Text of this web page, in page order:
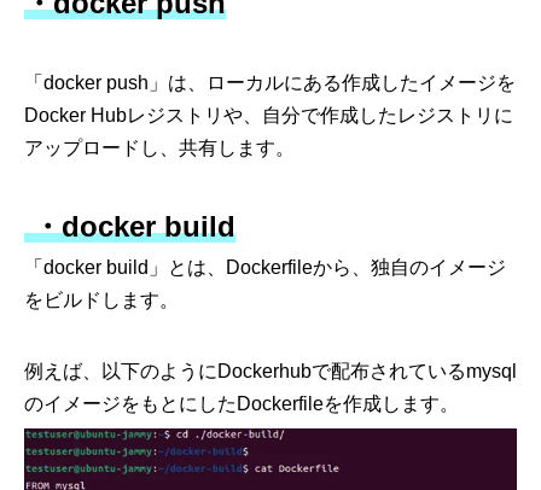
「docker push」は、ローカルにある作成したイメージを
Docker Hubレジストリや、自分で作成したレジストリに
アップロードし、共有します。
・docker build
「docker build」とは、Dockerfileから、独自のイメージ
をビルドします。
例えば、以下のようにDockerhubで配布されているmysql
のイメージをもとにしたDockerfileを作成します。